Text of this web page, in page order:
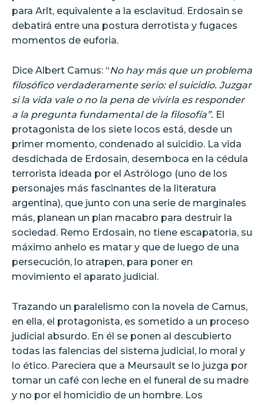
para Arlt, equivalente a la esclavitud. Erdosain se
debatirá entre una postura derrotista y fugaces
momentos de euforia.
Dice Albert Camus: “No hay más que un problema
filosófico verdaderamente serio: el suicidio. Juzgar
si la vida vale o no la pena de vivirla es responder
a la pregunta fundamental de la filosofía”. El
protagonista de los siete locos está, desde un
primer momento, condenado al suicidio. La vida
desdichada de Erdosain, desemboca en la cédula
terrorista ideada por el Astrólogo (uno de los
personajes más fascinantes de la literatura
argentina), que junto con una serie de marginales
más, planean un plan macabro para destruir la
sociedad. Remo Erdosain, no tiene escapatoria, su
máximo anhelo es matar y que de luego de una
persecución, lo atrapen, para poner en
movimiento el aparato judicial.
Trazando un paralelismo con la novela de Camus,
en ella, el protagonista, es sometido a un proceso
judicial absurdo. En él se ponen al descubierto
todas las falencias del sistema judicial, lo moral y
lo ético. Pareciera que a Meursault se lo juzga por
tomar un café con leche en el funeral de su madre
y no por el homicidio de un hombre. Los